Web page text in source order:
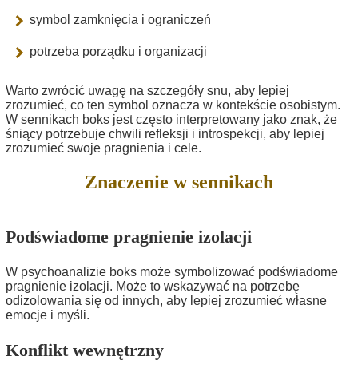
symbol zamknięcia i ograniczeń
potrzeba porządku i organizacji
Warto zwrócić uwagę na szczegóły snu, aby lepiej
zrozumieć, co ten symbol oznacza w kontekście osobistym.
W sennikach boks jest często interpretowany jako znak, że
śniący potrzebuje chwili refleksji i introspekcji, aby lepiej
zrozumieć swoje pragnienia i cele.
Znaczenie w sennikach
Podświadome pragnienie izolacji
W psychoanalizie boks może symbolizować podświadome
pragnienie izolacji. Może to wskazywać na potrzebę
odizolowania się od innych, aby lepiej zrozumieć własne
emocje i myśli.
Konflikt wewnętrzny